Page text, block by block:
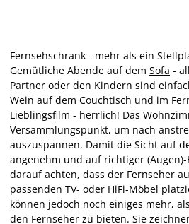
Fernsehschrank - mehr als ein
Gemütliche Abende auf dem Sofa -
Partner oder den Kindern sind
Wein auf dem Couchtisch und im
Lieblingsfilm - herrlich! Das
Versammlungspunkt, um nach
auszuspannen. Damit die Sicht auf
angenehm und auf richtiger
darauf achten, dass der Fernseher
passenden TV- oder HiFi-Möbel
können jedoch noch einiges mehr,
den Fernseher zu bieten. Sie